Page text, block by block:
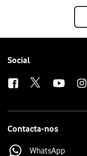
Follow
Social
Contacta-nos
WhatsApp